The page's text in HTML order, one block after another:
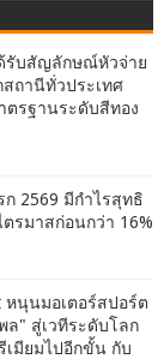
รับสัญลักษณ์หัวจ่าย
สถานีทั่วประเทศ
ตรฐานระดับสีทอง
ก 2569 มีกำไรสุทธิ
รมาสก่อนกว่า 16%
หนุนมอเตอร์สปอร์ต
ล" สู่เวทีระดับโลก
เมียมไปอีกขั้น กับ